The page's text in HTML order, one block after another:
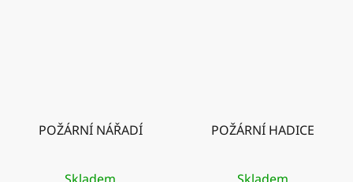
POŽÁRNÍ NÁŘADÍ POŽÁRNÍ HADICE